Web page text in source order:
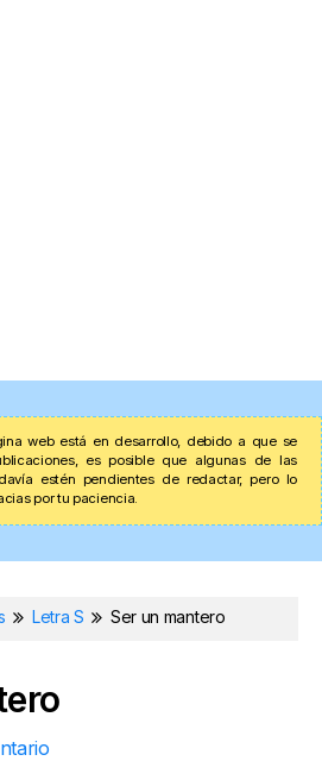
web está en desarrollo, debido a que se
es posible que algunas de las
estén pendientes de redactar, pero lo
por tu paciencia.
Letra S Ser un mantero